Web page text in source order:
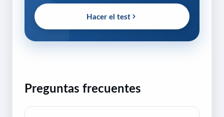
Hacer el test
Preguntas frecuentes